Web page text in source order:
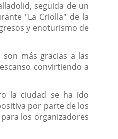
seguida de un
"La Criolla" de la
y enoturismo de
más gracias a las
convirtiendo a
la ciudad se ha ido
por parte de los
los organizadores